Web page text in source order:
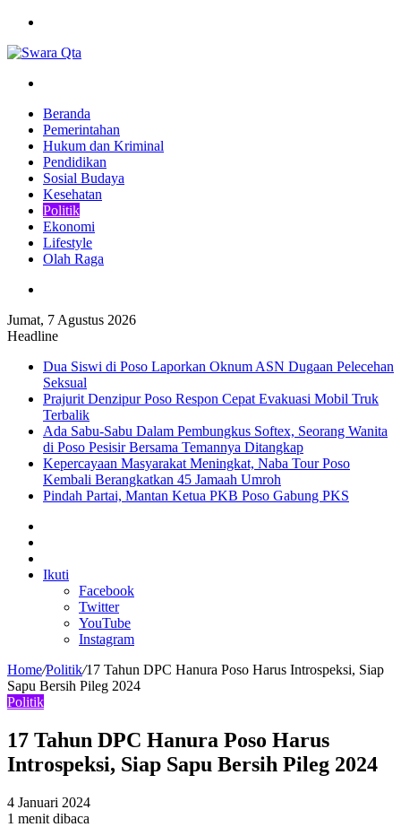
Beranda
Pemerintahan
Hukum dan Kriminal
Pendidikan
Sosial Budaya
Kesehatan
Politik
Ekonomi
Lifestyle
Olah Raga
Jumat, 7 Agustus 2026
Headline
Dua Siswi di Poso Laporkan Oknum ASN Dugaan Pelecehan
Seksual
Prajurit Denzipur Poso Respon Cepat Evakuasi Mobil Truk
Terbalik
Ada Sabu-Sabu Dalam Pembungkus Softex, Seorang Wanita
di Poso Pesisir Bersama Temannya Ditangkap
Kepercayaan Masyarakat Meningkat, Naba Tour Poso
Kembali Berangkatkan 45 Jamaah Umroh
Pindah Partai, Mantan Ketua PKB Poso Gabung PKS
In
Ikuti
Facebook
Twitter
YouTube
Instagram
Home/Politik/17 Tahun DPC Hanura Poso Harus Introspeksi, Siap
Sapu Bersih Pileg 2024
Politik
17 Tahun DPC Hanura Poso Harus
Introspeksi, Siap Sapu Bersih Pileg 2024
4 Januari 2024
1 menit dibaca